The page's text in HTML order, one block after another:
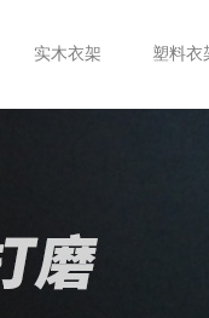
实木衣架 塑料衣